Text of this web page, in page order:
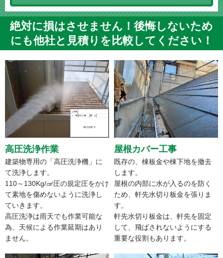
絶対に損はさせません！後悔しないため
にも他社と見積りを比較してください！
高圧洗浄作業
建築物専用の「高圧洗浄機」に
て洗浄します。
110～130Kg/㎠圧の規定圧をかけ
て素地を傷めないように洗浄し
ていきます。
高圧洗浄は雨天でも作業可能な
為、天候による作業延期はあり
ません。
屋根カバー工事
既存の、棟板金や棟下地を撤去
します。
屋根の内部に水が入るのを防く
ため、軒先水切り板金を張りま
す。
軒先水切り板金は、軒先を固定
して、飛ばされないようにする
重要な役割もあります。